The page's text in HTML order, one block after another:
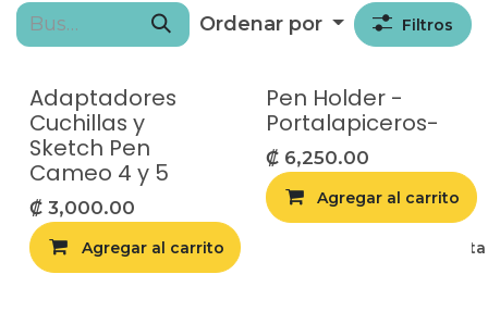
Ordenar por Filtros
Adaptadores
Cuchillas y
Sketch Pen
Cameo 4 y 5
₡ 3,000.00
Agregar al carrito Agregar a la
Pen Holder -
Portalapiceros-
₡ 6,250.00
Agregar al carrito